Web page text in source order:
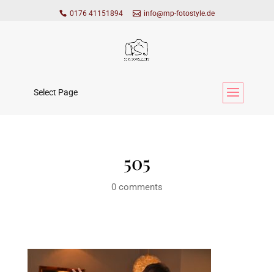
0176 41151894 info@mp-fotostyle.de
Select Page
505
0 comments